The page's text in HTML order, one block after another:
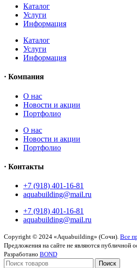
Каталог
Услуги
Информация
Каталог
Услуги
Информация
· Компания
O нас
Новости и акции
Портфолио
O нас
Новости и акции
Портфолио
· Контакты
+7 (918) 401-16-81
aquabuilding@mail.ru
+7 (918) 401-16-81
aquabuilding@mail.ru
Copyright © 2024 «Aquabuilding» (Сочи). Все
Предложения на сайте не являются публичной
Разработано BOND
Поиск